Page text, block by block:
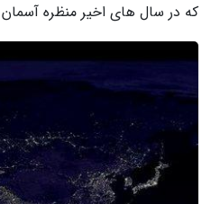
که در سال های اخیر منظره